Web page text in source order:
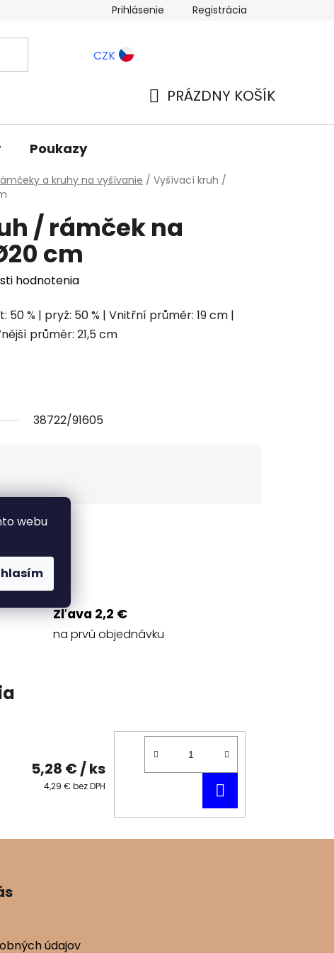
webu
Blog
Prihlásenie Registrácia
CZK
PRÁZDNY KOŠÍK
Poukazy
a kruhy na vyšívanie / Vyšívací kruh /
/ rámček na
cm
hodnotenia
50 % | pryž: 50 % | Vnitřní průměr: 19 cm |
průměr: 21,5 cm
38722/91605
Strážiť
Zľava 2,2 €
na prvú objednávku
5,28 € / ks
4,29 € bez DPH
KOŠÍKA
údajov